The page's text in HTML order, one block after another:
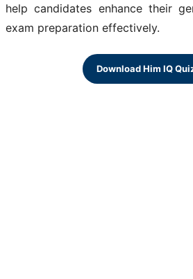
help candidates enhance their
exam preparation effectively.
Download Him IQ